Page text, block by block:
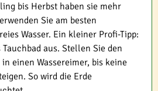
bis Herbst haben sie mehr
Sie am besten
Wasser. Ein kleiner Profi-Tipp:
aus. Stellen Sie den
einen Wassereimer, bis keine
So wird die Erde